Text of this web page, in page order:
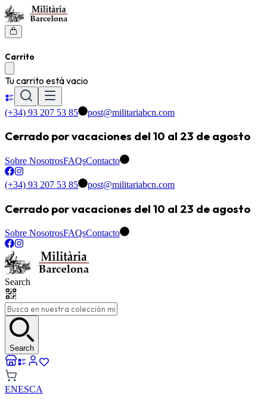
Carrito
Tu carrito está vacio
(+34) 93 207 53 85 post@militariabcn.com
Cerrado por vacaciones del 10 al 23 de agosto
Sobre NosotrosFAQsContacto
(+34) 93 207 53 85 post@militariabcn.com
Cerrado por vacaciones del 10 al 23 de agosto
Sobre NosotrosFAQsContacto
Search
Search
ENESCA